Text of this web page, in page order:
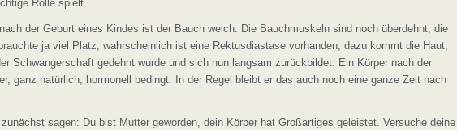
Rolle spielt.
der Geburt eines Kindes ist der Bauch weich. Die Bauchmuskeln sind noch überdehnt, die
ja viel Platz, wahrscheinlich ist eine Rektusdiastase vorhanden, dazu kommt die Haut,
Schwangerschaft gedehnt wurde und sich nun langsam zurückbildet. Ein Körper nach der
ganz natürlich, hormonell bedingt. In der Regel bleibt er das auch noch eine ganze Zeit nach
sagen: Du bist Mutter geworden, dein Körper hat Großartiges geleistet. Versuche deine